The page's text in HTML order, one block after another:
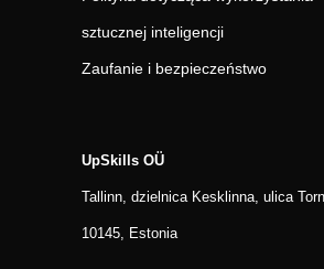
sztucznej inteligencji
Zaufanie i bezpieczeństwo
UpSkills OÜ
Tallinn, dzielnica Kesklinna, ulica
10145, Estonia